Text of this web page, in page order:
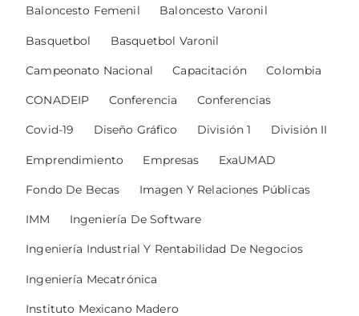
Baloncesto Femenil Baloncesto Varonil
Basquetbol Basquetbol Varonil
Campeonato Nacional Capacitación Colombia
CONADEIP Conferencia Conferencias
Covid-19 Diseño Gráfico División 1 División II
Emprendimiento Empresas ExaUMAD
Fondo De Becas Imagen Y Relaciones Públicas
IMM Ingeniería De Software
Ingeniería Industrial Y Rentabilidad De Negocios
Ingeniería Mecatrónica
Instituto Mexicano Madero